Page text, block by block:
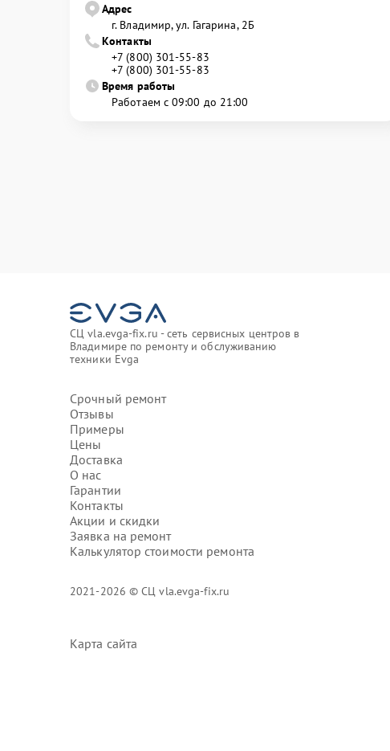
Адрес
г. Владимир, ул. Гагарина, 2Б
Контакты
+7 (800) 301-55-83
+7 (800) 301-55-83
Время работы
Работаем с 09:00 до 21:00
СЦ vla.evga-fix.ru - сеть сервисных центров в
Владимире по ремонту и обслуживанию
техники Evga
Срочный ремонт
Отзывы
Примеры
Цены
Доставка
О нас
Гарантии
Контакты
Акции и скидки
Заявка на ремонт
Калькулятор стоимости ремонта
2021-2026 © СЦ vla.evga-fix.ru
Карта сайта